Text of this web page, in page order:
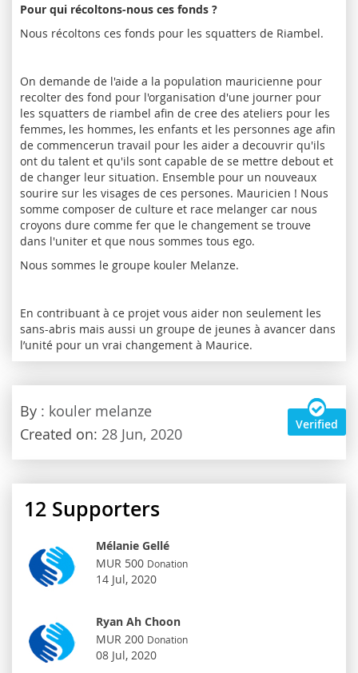
By : kouler melanze
Created on: 28 Jun, 2020
Verified
Pour qui récoltons-nous ces fonds ?
Nous récoltons ces fonds pour les squatters de Riambel.
On demande de l'aide a la population mauricienne pour
recolter des fond pour l'organisation d'une journer pour
les squatters de riambel afin de cree des ateliers pour les
femmes, les hommes, les enfants et les personnes age afin
de commencerun travail pour les aider a decouvrir qu'ils
ont du talent et qu'ils sont capable de se mettre debout et
de changer leur situation. Ensemble pour un nouveaux
sourire sur les visages de ces persones. Mauricien ! Nous
somme composer de culture et race melanger car nous
croyons dure comme fer que le changement se trouve
dans l'uniter et que nous sommes tous ego.
Nous sommes le groupe kouler Melanze.
En contribuant à ce projet vous aider non seulement les
sans-abris mais aussi un groupe de jeunes à avancer dans
l’unité pour un vrai changement à Maurice.
12 Supporters
Mélanie Gellé
MUR 500 Donation
14 Jul, 2020
Ryan Ah Choon
MUR 200 Donation
08 Jul, 2020